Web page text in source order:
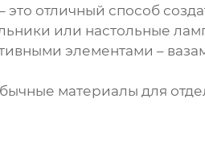
это отличный способ
или настольные
элементами –
материалы для